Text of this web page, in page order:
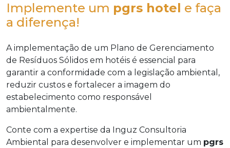
Implemente um pgrs hotel e faça
a diferença!
A implementação de um Plano de Gerenciamento
de Resíduos Sólidos em hotéis é essencial para
garantir a conformidade com a legislação ambiental,
reduzir custos e fortalecer a imagem do
estabelecimento como responsável
ambientalmente.
Conte com a expertise da Inguz Consultoria
Ambiental para desenvolver e implementar um pgrs